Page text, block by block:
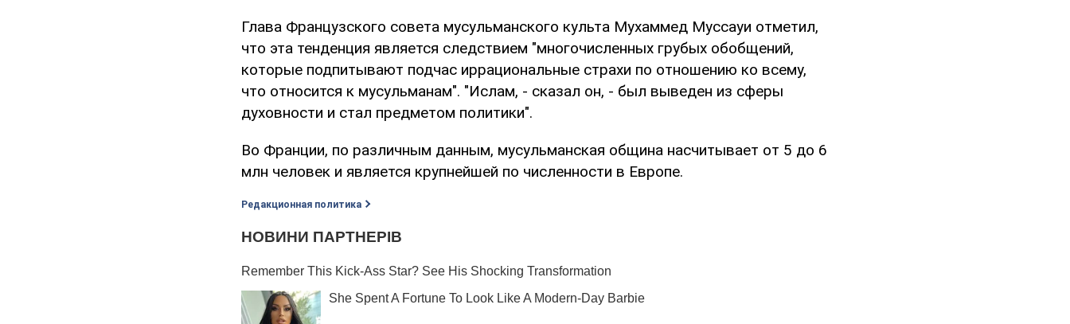
Глава Французского совета мусульманского культа Мухаммед Муссауи отметил,
что эта тенденция является следствием "многочисленных грубых обобщений,
которые подпитывают подчас иррациональные страхи по отношению ко всему,
что относится к мусульманам". "Ислам, - сказал он, - был выведен из сферы
духовности и стал предметом политики".
Во Франции, по различным данным, мусульманская община насчитывает от 5 до 6
млн человек и является крупнейшей по численности в Европе.
Редакционная политика